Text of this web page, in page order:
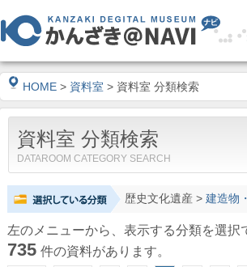
HOME > 資料室 > 資料室 分類検索
資料室 分類検索
DATAROOM CATEGORY SEARCH
歴史文化遺産> 建造物
左のメニューから、表示する分類を選択
735 件の資料があります。